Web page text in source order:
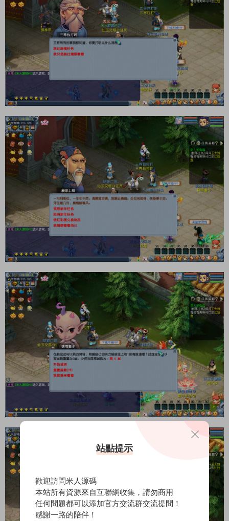
站點提示
歡迎訪問米人源碼
本站所有資源來自互聯網收集，請勿商用
任何問題都可以添加官方交流群交流提問！
感謝一路的陪伴！